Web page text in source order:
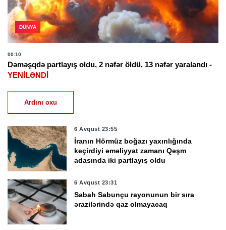
DÜNYA
00:10
Dəməşqdə partlayış oldu, 2 nəfər öldü, 13 nəfər yaralandı -
YENİLƏNDİ
Ardını oxu
6 Avqust 23:55
İranın Hörmüz boğazı yaxınlığında
keçirdiyi əməliyyat zamanı Qəşm
adasında iki partlayış oldu
6 Avqust 23:31
Sabah Sabunçu rayonunun bir sıra
ərazilərində qaz olmayacaq